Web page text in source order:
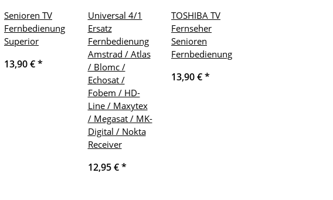
Senioren TV
Fernbedienung
Superior
13,90 €*
Universal 4/1
Ersatz
Fernbedienung
Amstrad / Atlas
/ Blomc /
Echosat /
Fobem / HD-
Line / Maxytex
/ Megasat / MK-
Digital / Nokta
Receiver
12,95 €*
TOSHIBA TV
Fernseher
Senioren
Fernbedienung
13,90 €*